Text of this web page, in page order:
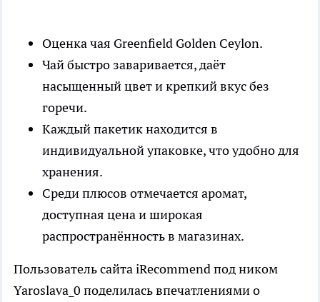
Оценка чая Greenfield Golden Ceylon.
Чай быстро заваривается, даёт
насыщенный цвет и крепкий вкус без
горечи.
Каждый пакетик находится в
индивидуальной упаковке, что удобно для
хранения.
Среди плюсов отмечается аромат,
доступная цена и широкая
распространённость в магазинах.
Пользователь сайта iRecommend под ником
Yaroslava_0 поделилась впечатлениями о